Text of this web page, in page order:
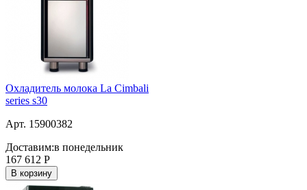
Охладитель молока La Cimbali
series s30
Арт. 15900382
Доставим:в понедельник
167 612 Р
В корзину